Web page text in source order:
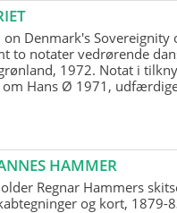
Denmark's Sovereignity
to notater vedrørende
1972. Notat i
Hans Ø 1971,
HAMMER
Regnar Hammers
og kort, 1879-